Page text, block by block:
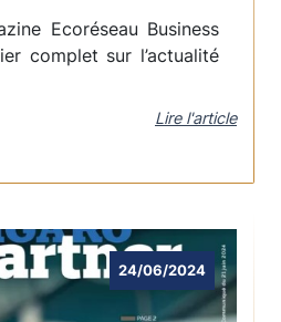
Ecoréseau Business
complet sur l’actualité
Lire l'article
24/06/2024